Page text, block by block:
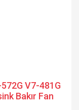
V7-481G
Bakır Fan